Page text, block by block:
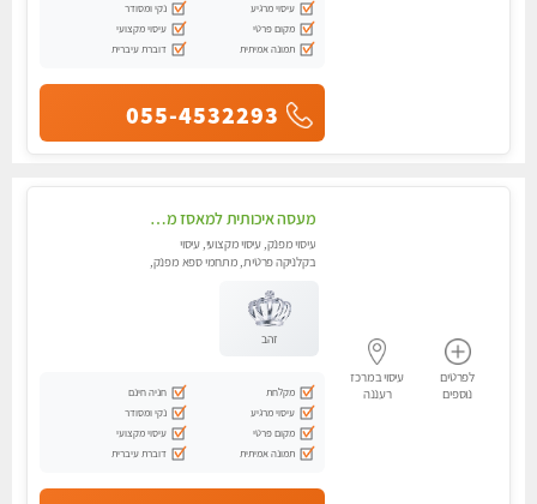
עיסוי מרגיע
נקי ומסודר
מקום פרטי
עיסוי מקצועי
תמונה אמיתית
דוברת עיברית
055-4532293
לפרטים
נוספים
עיסוי במרכז
רעננה
מעסה איכותית למאסז מקצועי ומפנק לכל שרירי הגוף עיסוי מקצועי עיסוי לכל הגוף מכף רגל עד הראש . ללא מין
עיסוי מפנק, עיסוי מקצועי, עיסוי
בקלניקה פרטית, מתחמי ספא מפנק,
זהב
מקלחת
חניה חינם
עיסוי מרגיע
נקי ומסודר
מקום פרטי
עיסוי מקצועי
תמונה אמיתית
דוברת עיברית